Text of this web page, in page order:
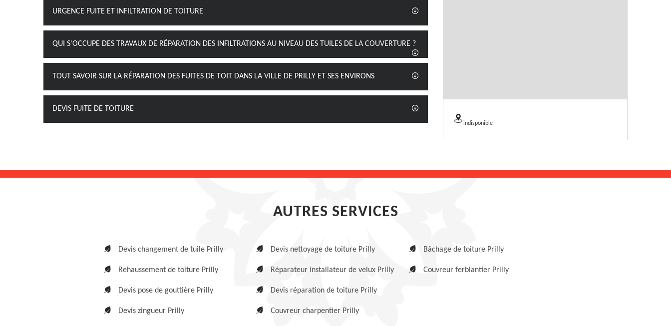
URGENCE FUITE ET INFILTRATION DE TOITURE
QUI S'OCCUPE DES TRAVAUX DE RÉPARATION DES INFILTRATIONS AU NIVEAU DES TUILES DE LA COUVERTURE ?
TOUT SAVOIR SUR LA RÉPARATION DES FUITES DE TOIT DANS LA VILLE DE PRILLY ET SES ENVIRONS
DEVIS FUITE DE TOITURE
indisponible
AUTRES SERVICES
Devis changement de tuile Prilly
Rehaussement de toiture Prilly
Devis pose de gouttière Prilly
Devis zingueur Prilly
Devis nettoyage de toiture Prilly
Réparateur installateur de velux Prilly
Devis réparation de toiture Prilly
Couvreur charpentier Prilly
Bâchage de toiture Prilly
Couvreur ferblantier Prilly